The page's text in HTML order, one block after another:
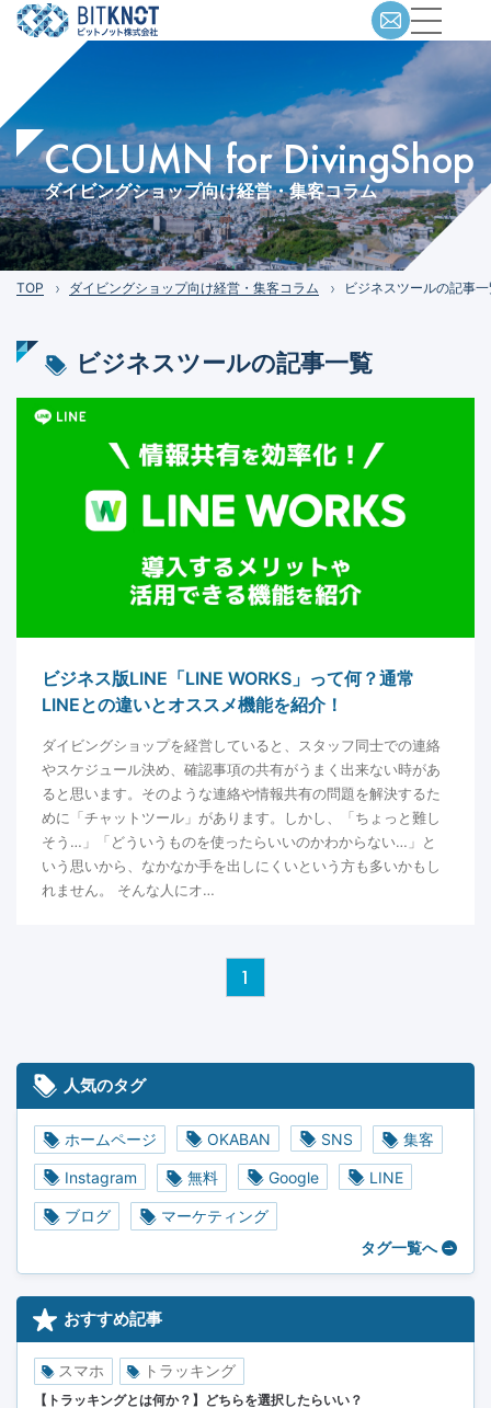
COLUMN for DivingShop
ダイビングショップ向け経営・集客コラム
TOP ダイビングショップ向け経営・集客コラム ビジネスツールの記事
ビジネスツールの記事一覧
ビジネス版LINE「LINE WORKS」って何？通常
LINEとの違いとオススメ機能を紹介！
ダイビングショップを経営していると、スタッフ同士での連絡
やスケジュール決め、確認事項の共有がうまく出来ない時があ
ると思います。そのような連絡や情報共有の問題を解決するた
めに「チャットツール」があります。しかし、「ちょっと難し
そう…」「どういうものを使ったらいいのかわからない…」と
いう思いから、なかなか手を出しにくいという方も多いかもし
れません。 そんな人にオ…
1
人気のタグ
ホームページ OKABAN SNS 集客
Instagram 無料 Google LINE
ブログ
マーケティング
タグ一覧へ
おすすめ記事
スマホ トラッキング
【トラッキングとは何か？】どちらを選択したらいい？